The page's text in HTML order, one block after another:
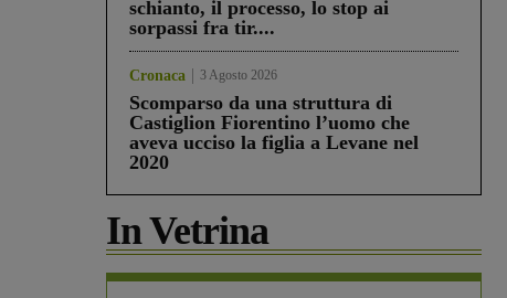
schianto, il processo, lo stop ai
sorpassi fra tir....
Cronaca 3 Agosto 2026
Scomparso da una struttura di
Castiglion Fiorentino l’uomo che
aveva ucciso la figlia a Levane nel
2020
In Vetrina